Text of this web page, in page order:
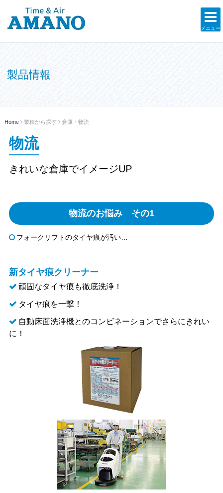
メニュー
製品情報
Home 業種から探す 倉庫・物流
物流
きれいな倉庫でイメージUP
物流のお悩み その1
フォークリフトのタイヤ痕が汚い…
新タイヤ痕クリーナー
頑固なタイヤ痕も徹底洗浄！
タイヤ痕を一撃！
自動床面洗浄機とのコンビネーションでさらにきれい
に！